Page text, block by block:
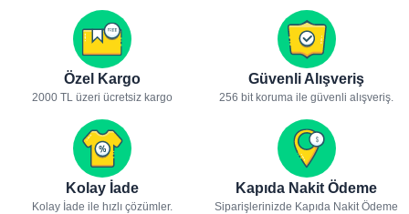
Özel Kargo
2000 TL üzeri ücretsiz kargo
Güvenli Alışveriş
256 bit koruma ile güvenli alışveriş.
Kolay İade
Kolay İade ile hızlı çözümler.
Kapıda Nakit Ödeme
Siparişlerinizde Kapıda Nakit Ödeme